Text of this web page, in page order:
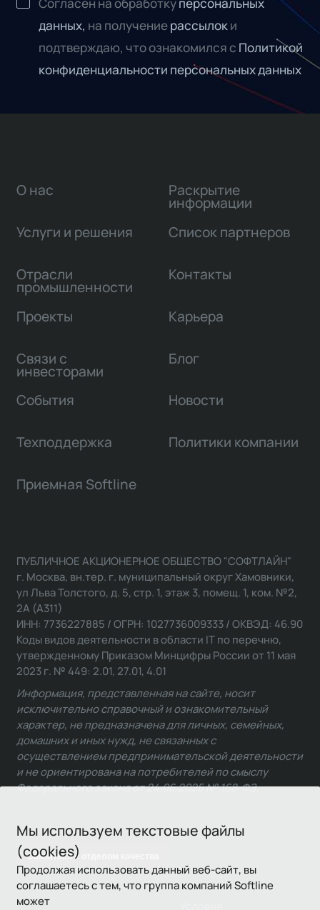
данных, на получениерассылоки
подтверждаю, что ознакомился с Политикой
конфиденциальности персональных данных
Мы используем текстовые файлы
(cookies)
Продолжая использовать данный веб-сайт, вы
соглашаетесь с тем, что группа компаний Softline
может
О нас
Услуги и решения
Отрасли
промышленности
Проекты
Связи с
инвесторами
Раскрытие
информации
Список партнеров
Контакты
Карьера
Блог
События Новости
Техподдержка Политики компании
Приемная Softline
Связаться с отделом качества
ПУБЛИЧНОЕ АКЦИОНЕРНОЕ ОБЩЕСТВО "СОФТЛАЙН"
г. Москва, вн.тер. г. муниципальный округ Хамовники,
ул Льва Толстого, д. 5, стр. 1, этаж 3, помещ. 1, ком. №2,
2А (А311)
ИНН: 7736227885 / ОГРН: 1027736009333 / ОКВЭД: 46.90
Коды видов деятельности в области IT по перечню,
утвержденному Приказом Минцифры России от 11 мая
2023 г. № 449: 2.01, 27.01, 4.01
Информация, представленная на сайте, носит
исключительно справочный и ознакомительный
характер, не предназначена для личных, семейных,
домашних и иных нужд, не связанных с
осуществлением предпринимательской деятельности
и не ориентирована на потребителей по смыслу
Федерального закона от 24.06.2025 № 168-ФЗ.